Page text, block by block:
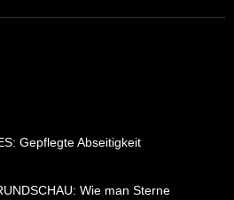
Gepflegte Abseitigkeit
Wie man Sterne